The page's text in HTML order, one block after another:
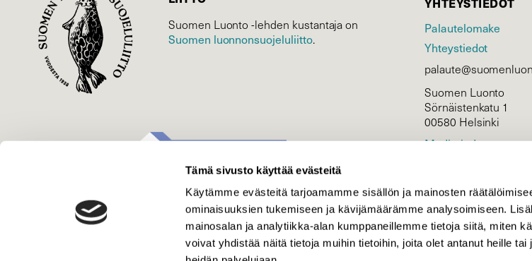
Tämä sivusto käyttää evästeitä
Käytämme evästeitä tarjoamamme sisällön ja mainosten
ominaisuuksien tukemiseen ja kävijämäärämme analysoimiseen.
mainosalan ja analytiikka-alan kumppaneillemme tietoja siitä, miten
voivat yhdistää näitä tietoja muihin tietoihin, joita olet antanut heille
Suomen Luonto -lehden kustantaja on
Suomen luonnonsuojelu­liitto.
Palautelomake
Yhteystiedot
Suomen Luonto
Sörnäistenkatu 1
00580 Helsinki
Mediatiedot
KIRJAUDU